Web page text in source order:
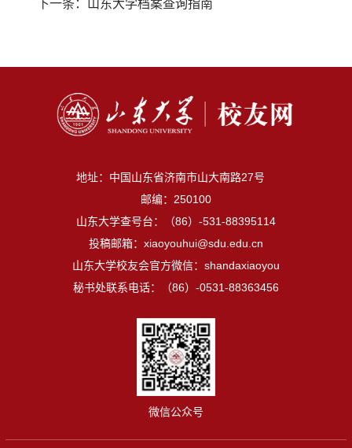
下一条： 山东大学档案查询指南
地址：中国山东省济南市山大南路27号
邮编：250100
山东大学查号台：（86）-531-88395114
投稿邮箱：xiaoyouhui@sdu.edu.cn
山东大学校友会官方微信：shandaxiaoyou
秘书处联系电话：（86）-0531-88363456
微信公众号